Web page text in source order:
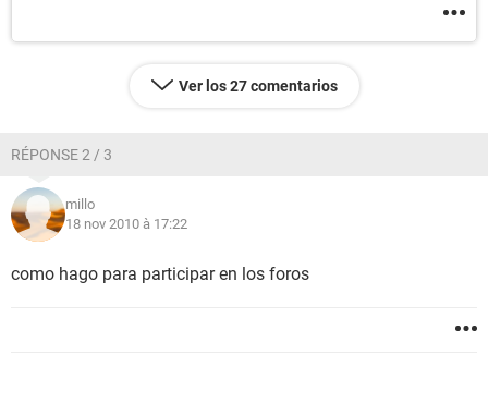
Ver los 27 comentarios
RÉPONSE 2 / 3
millo
18 nov 2010 à 17:22
como hago para participar en los foros